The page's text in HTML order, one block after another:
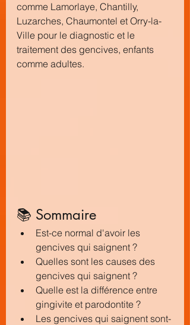
comme Lamorlaye, Chantilly,
Luzarches, Chaumontel et Orry-la-
Ville pour le diagnostic et le
traitement des gencives, enfants
comme adultes.
📚 Sommaire
Est-ce normal d'avoir les
gencives qui saignent ?
Quelles sont les causes des
gencives qui saignent ?
Quelle est la différence entre
gingivite et parodontite ?
Les gencives qui saignent sont-